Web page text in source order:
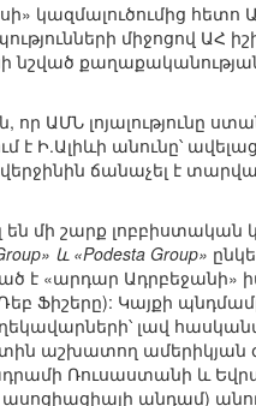
կազմալուծումից
միջոցով ԱՀ
նշված
ԱՄՆ լոյալությունը
Ի.Ալիևի անունը՝
ճանաչել է
մի շարք լոբբիստական
և «Podesta Group»
է «արդար Ադրբեջանի»
Ֆիշերը): Կայքի
լավ
աշխատող ամերիկյան
Ռուսաստանի և
անդամ)